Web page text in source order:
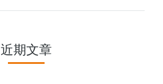
近期文章